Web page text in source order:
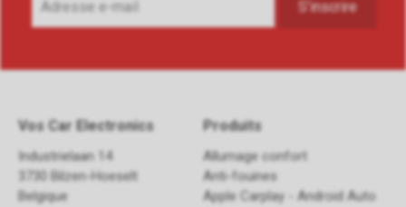
Vos Car Electronics
Industrielaan 14
3730 Bilzen-Hoeselt
Belgique
Produits
Allumage confort
Anti-fouines
Apple Carplay - Android Auto